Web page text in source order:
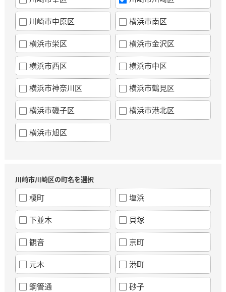
川崎市中原区 横浜市南区
横浜市栄区 横浜市金沢区
横浜市西区 横浜市中区
横浜市神奈川区 横浜市鶴見区
横浜市磯子区 横浜市港北区
横浜市旭区
川崎市川崎区の町名を選択
榎町 塩浜
下並木 貝塚
観音 京町
元木 港町
鋼管通 砂子